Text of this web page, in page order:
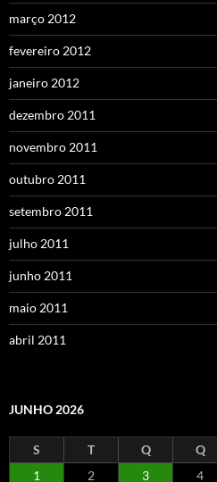
março 2012
fevereiro 2012
janeiro 2012
dezembro 2011
novembro 2011
outubro 2011
setembro 2011
julho 2011
junho 2011
maio 2011
abril 2011
JUNHO 2026
S T Q Q
1
2 3 4